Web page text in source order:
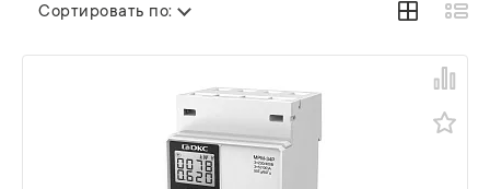
Сортировать по: